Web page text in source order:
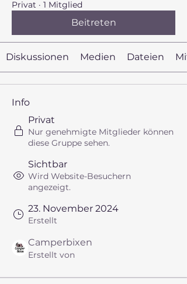
Privat · 1 Mitglied
Beitreten
Diskussionen Medien Dateien
Info
Privat
Nur genehmigte Mitglieder können
diese Gruppe sehen.
Sichtbar
Wird Website-Besuchern
angezeigt.
23. November 2024
Erstellt
Camperbixen
Erstellt von